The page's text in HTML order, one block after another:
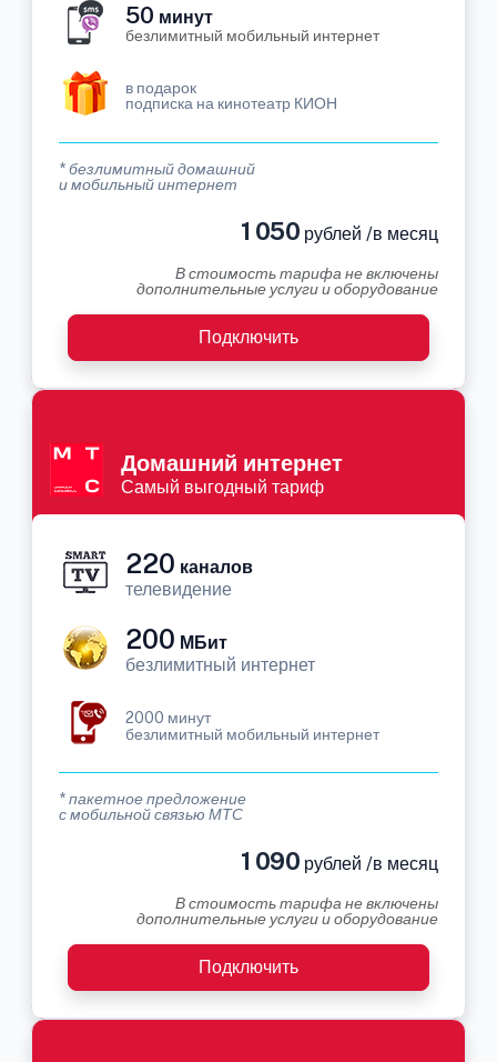
50 минут
безлимитный мобильный интернет
в подарок
подписка на кинотеатр КИОН
* безлимитный домашний
и мобильный интернет
1 050 рублей /в месяц
В стоимость тарифа не включены
дополнительные услуги и оборудование
Подключить
Домашний интернет
Самый выгодный тариф
220 каналов
телевидение
200 МБит
безлимитный интернет
2000 минут
безлимитный мобильный интернет
* пакетное предложение
с мобильной связью МТС
1 090 рублей /в месяц
В стоимость тарифа не включены
дополнительные услуги и оборудование
Подключить